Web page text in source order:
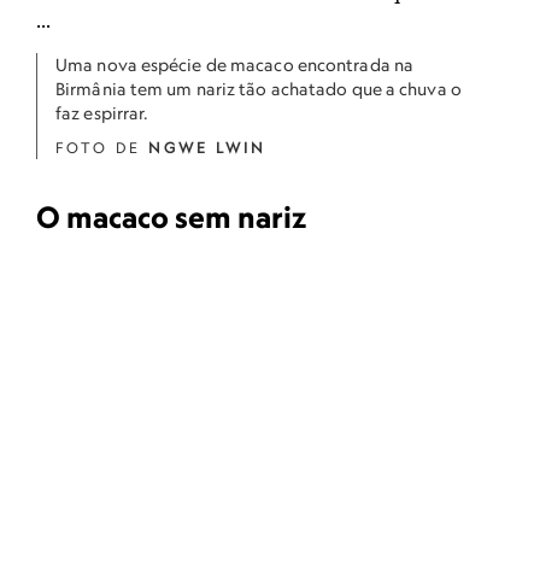
Uma nova espécie de macaco encontrada na
Birmânia tem um nariz tão achatado que a chuva o
faz espirrar.
FOTO DE NGWE LWIN
O macaco sem nariz